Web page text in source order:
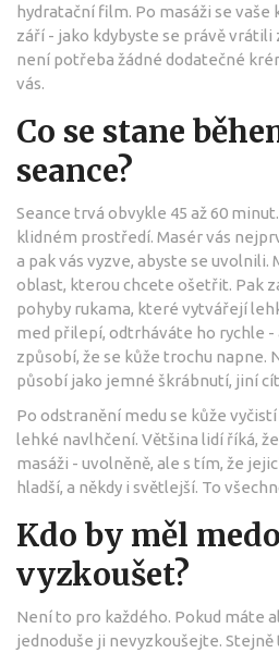
hydratační film. Po masáži se vaše
září - jako kdybyste se právě
není potřeba žádné dodatečné
vás.
Co se stane
seance?
Seance trvá obvykle 45 až 60
klidném prostředí. Masér vás
a pak vás vyzve, abyste se uvolnili.
oblast, kterou chcete ošetřit. Pak
pohyby rukama, které vytvářejí
med přilepí, odtrháváte ho rychle -
způsobí, že se kůže trochu napne.
působí jako jemné škrábnutí, jiní
Po odstranění medu se kůže
lehké navlhčení. Většina lidí říká,
masáži - uvolněně, ale s tím, že
hladší, a někdy i světlejší. To
Kdo by měl
vyzkoušet?
Není to pro každého. Pokud máte
jednoduše ji nevyzkoušejte.